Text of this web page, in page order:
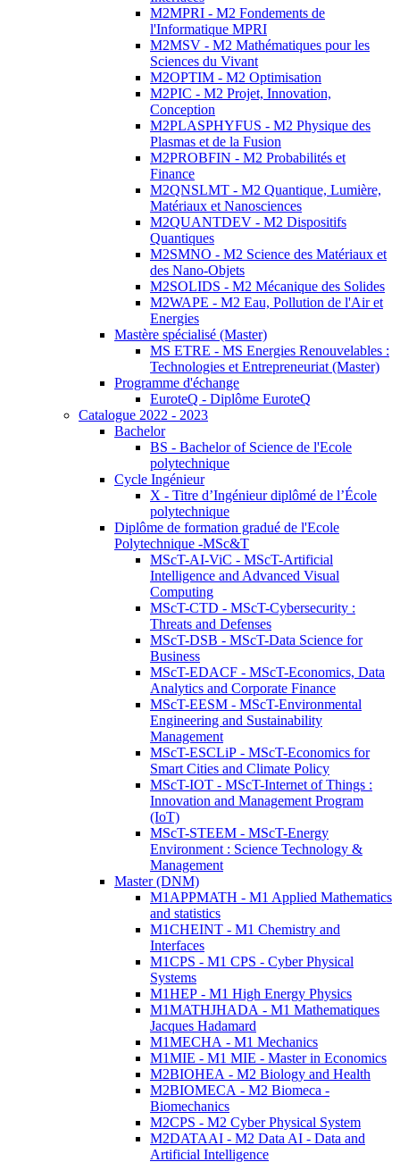
M2MPRI - M2 Fondements de
l'Informatique MPRI
M2MSV - M2 Mathématiques pour les
Sciences du Vivant
M2OPTIM - M2 Optimisation
M2PIC - M2 Projet, Innovation,
Conception
M2PLASPHYFUS - M2 Physique des
Plasmas et de la Fusion
M2PROBFIN - M2 Probabilités et
Finance
M2QNSLMT - M2 Quantique, Lumière,
Matériaux et Nanosciences
M2QUANTDEV - M2 Dispositifs
Quantiques
M2SMNO - M2 Science des Matériaux et
des Nano-Objets
M2SOLIDS - M2 Mécanique des Solides
M2WAPE - M2 Eau, Pollution de l'Air et
Energies
Mastère spécialisé (Master)
MS ETRE - MS Energies Renouvelables :
Technologies et Entrepreneuriat (Master)
Programme d'échange
EuroteQ - Diplôme EuroteQ
Catalogue 2022 - 2023
Bachelor
BS - Bachelor of Science de l'Ecole
polytechnique
Cycle Ingénieur
X - Titre d’Ingénieur diplômé de l’École
polytechnique
Diplôme de formation gradué de l'Ecole
Polytechnique -MSc&T
MScT-AI-ViC - MScT-Artificial
Intelligence and Advanced Visual
Computing
MScT-CTD - MScT-Cybersecurity :
Threats and Defenses
MScT-DSB - MScT-Data Science for
Business
MScT-EDACF - MScT-Economics, Data
Analytics and Corporate Finance
MScT-EESM - MScT-Environmental
Engineering and Sustainability
Management
MScT-ESCLiP - MScT-Economics for
Smart Cities and Climate Policy
MScT-IOT - MScT-Internet of Things :
Innovation and Management Program
(IoT)
MScT-STEEM - MScT-Energy
Environment : Science Technology &
Management
Master (DNM)
M1APPMATH - M1 Applied Mathematics
and statistics
M1CHEINT - M1 Chemistry and
Interfaces
M1CPS - M1 CPS - Cyber Physical
Systems
M1HEP - M1 High Energy Physics
M1MATHJHADA - M1 Mathematiques
Jacques Hadamard
M1MECHA - M1 Mechanics
M1MIE - M1 MIE - Master in Economics
M2BIOHEA - M2 Biology and Health
M2BIOMECA - M2 Biomeca -
Biomechanics
M2CPS - M2 Cyber Physical System
M2DATAAI - M2 Data AI - Data and
Artificial Intelligence